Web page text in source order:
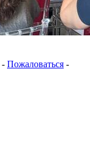
- Пожаловаться -